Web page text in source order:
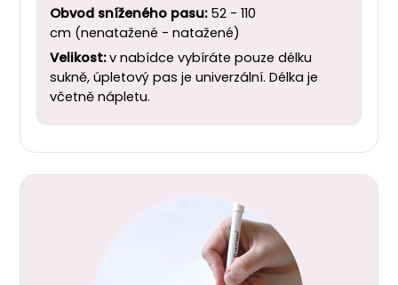
Obvod sníženého pasu: 52 - 110
cm (nenatažené - natažené)
Velikost:v nabídce vybíráte pouze délku
sukně, úpletový pas je univerzální. Délka je
včetně nápletu.